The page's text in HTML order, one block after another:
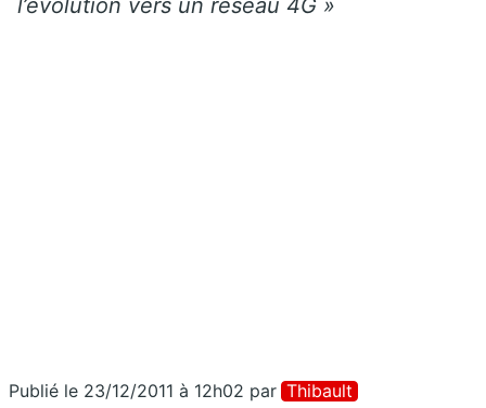
l’évolution vers un réseau 4G »
Publié le 23/12/2011 à 12h02 par Thibault